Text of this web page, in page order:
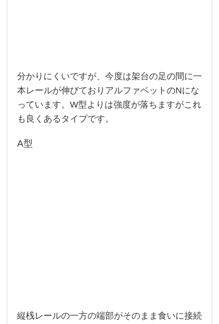
分かりにくいですが、今度は架台の足の間に一
本レールが伸びておりアルファベットのNにな
っています。W型よりは強度が落ちますがこれ
も良くあるタイプです。
A型
縦桟レールの一方の端部がそのまま食いに接続